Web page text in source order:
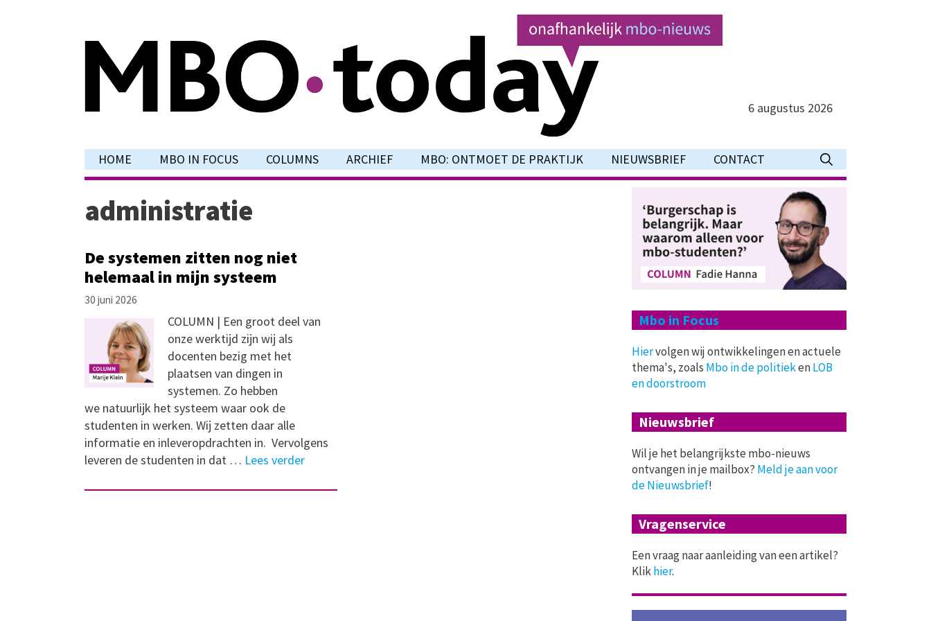
6 augustus 2026
HOME MBO IN FOCUS COLUMNS ARCHIEF MBO: ONTMOET DE PRAKTIJK NIEUWSBRIEF CONTACT
administratie
De systemen zitten nog niet
helemaal in mijn systeem
30 juni 2026
COLUMN | Een groot deel van
onze werktijd zijn wij als
docenten bezig met het
plaatsen van dingen in
systemen. Zo hebben
we natuurlijk het systeem waar ook de
studenten in werken. Wij zetten daar alle
informatie en inleveropdrachten in. Vervolgens
leveren de studenten in dat … Lees verder
Mbo in Focus
Hiervolgen wij ontwikkelingen en actuele
thema's, zoals Mbo in de politiekenLOB
en doorstroom
Nieuwsbrief
Wil je het belangrijkste mbo-nieuws
ontvangen in je mailbox? Meld je aan voor
de Nieuwsbrief!
Vragenservice
Een vraag naar aanleiding van een artikel?
Klikhier.